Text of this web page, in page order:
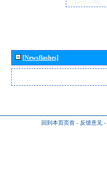
[Newsflashes]
回到本页页首 - 反馈意见 -